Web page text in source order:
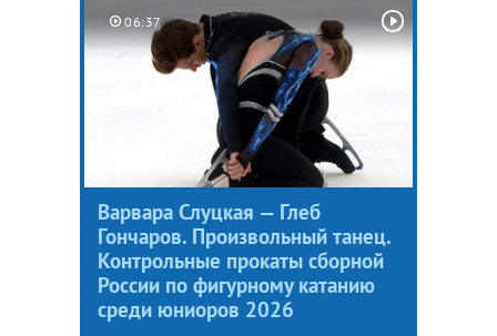
06:37
Варвара Слуцкая — Глеб
Гончаров. Произвольный танец.
Контрольные прокаты сборной
России по фигурному катанию
среди юниоров 2026